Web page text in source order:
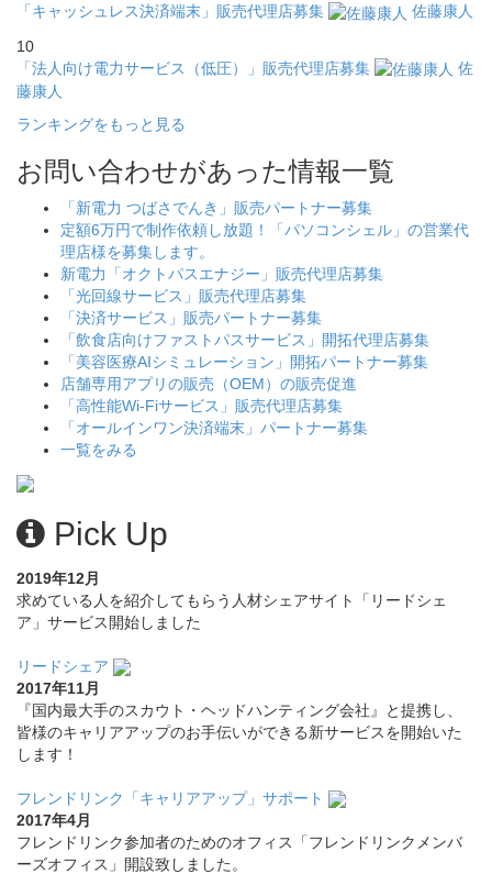
「キャッシュレス決済端末」販売代理店募集
佐藤康人
10
「法人向け電力サービス（低圧）」販売代理店募集
佐
藤康人
ランキングをもっと見る
お問い合わせがあった情報一覧
「新電力 つばさでんき」販売パートナー募集
定額6万円で制作依頼し放題！「パソコンシェル」の営業代
理店様を募集します。
新電力「オクトパスエナジー」販売代理店募集
「光回線サービス」販売代理店募集
「決済サービス」販売パートナー募集
「飲食店向けファストパスサービス」開拓代理店募集
「美容医療AIシミュレーション」開拓パートナー募集
店舗専用アプリの販売（OEM）の販売促進
「高性能Wi-Fiサービス」販売代理店募集
「オールインワン決済端末」パートナー募集
一覧をみる
Pick Up
2019年12月
求めている人を紹介してもらう人材シェアサイト「リードシェ
ア」サービス開始しました
リードシェア
2017年11月
『国内最大手のスカウト・ヘッドハンティング会社』と提携し、
皆様のキャリアアップのお手伝いができる新サービスを開始いた
します！
フレンドリンク「キャリアアップ」サポート
2017年4月
フレンドリンク参加者のためのオフィス「フレンドリンクメンバ
ーズオフィス」開設致しました。